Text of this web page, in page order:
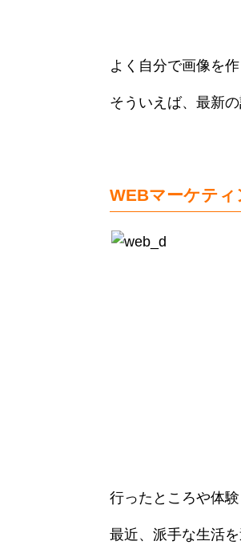
よく自分で画像を
そういえば、最新
WEBマーケティ
行ったところや体
最近、派手な生活